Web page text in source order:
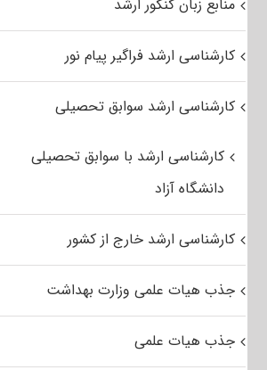
منابع زبان کنکور ارشد
کارشناسی ارشد فراگیر پیام نور
کارشناسی ارشد سوابق تحصیلی
کارشناسی ارشد با سوابق تحصیلی
دانشگاه آزاد
کارشناسی ارشد خارج از کشور
جذب هیات علمی وزارت بهداشت
جذب هیات علمی